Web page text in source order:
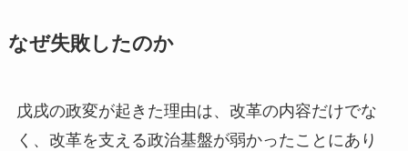
なぜ失敗したのか
戊戌の政変が起きた理由は、改革の内容だけでな
く、改革を支える政治基盤が弱かったことにあり